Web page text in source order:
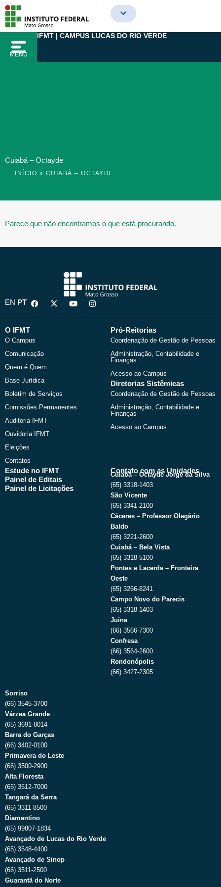
para
conteúdo
MENU
IFMT | CAMPUS LUCAS DO RIO VERDE
Cuiabá – Octayde
INÍCIO » CUIABÁ – OCTAYDE
Parece que não encontramos o que está procurando.
EN PT
F
a
e
o
k
X
-
w
Y
o
t
I
n
t
O IFMT
O Campus
Comunicação
Quem é Quem
Base Jurídica
Boletim de Serviços
Comissões Permanentes
Auditoria IFMT
Ouvidoria IFMT
Eleições
Contatos
Pró-Reitorias
Coordenação de Gestão de Pessoas
Administração, Contabilidade e
Finanças
Acesso ao Campus
Diretorias Sistêmicas
Coordenação de Gestão de Pessoas
Administração, Contabilidade e
Finanças
Acesso ao Campus
Estude no IFMT
Painel de Editais
Painel de Licitações
Contato com as Unidades
Cuiabá – Octayde Jorge da Silva
(65) 3318-1403
São Vicente
(65) 3341-2100
Cáceres – Professor Olegário
Baldo
(65) 3221-2600
Cuiabá – Bela Vista
(65) 3318-5100
Pontes e Lacerda – Fronteira
Oeste
(65) 3266-8241
Campo Novo do Parecis
(65) 3318-1403
Juína
(66) 3566-7300
Confresa
(66) 3564-2600
Rondonópolis
(66) 3427-2305
Sorriso
(66) 3545-3700
Várzea Grande
(65) 3691-8014
Barra do Garças
(66) 3402-0100
Primavera do Leste
(66) 3500-2900
Alta Floresta
(65) 3512-7000
Tangará da Serra
(65) 3311-8500
Diamantino
(65) 99807-1834
Avançado de Lucas do Rio Verde
(65) 3548-4400
Avançado de Sinop
(66) 3511-2500
Guarantã do Norte